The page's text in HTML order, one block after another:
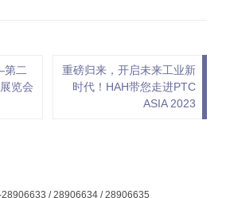
二
览会
重磅归来，开启未来工业新
时代！HAH带您走进PTC
ASIA 2023
/ 28906634 / 28906635